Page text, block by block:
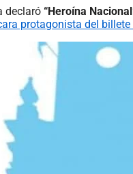
declaró “Heroína
protagonista del